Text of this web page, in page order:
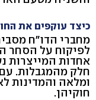
כיצד עוקפים את
מחברי הדו"ח
לפיקוח על הסחר
אחדות המייצרות
חלק מהמגבלות.
ומלאה והמדינות
חוקיהן.